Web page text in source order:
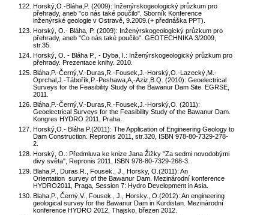
Horský,O.-Bláha,P. (2009): Inženýrskogeologický průzkum pro
přehrady, aneb "co nás také poučilo". Sborník Konference
inženýrské geologie v Ostravě, 9.2009.(+ přednáška PPT).
Horský, O.- Bláha, P. (2009): Inženýrskogeologický průzkum pro
přehrady, aneb "Co nás také poučilo". GEOTECHNIKA 3/2009,
str.35.
Horský, O. - Bláha P., - Dyba, I.: Inženýrskogeologický průzkum pro
přehrady. Prezentace knihy. 2010.
Bláha,P.-Černý,V.-Duras,R.-Fousek,J.-Horský,O.-Lazecký,M.-
Oprchal,J.-Tábořík,P.-Peshawa,A,-Aziz,B.Q. (2010): Geoelectrical
Surveys for the Feasibility Study of the Bawanur Dam Site. EGRSE,
2011.
Bláha,P.-Černý,V.-Duras,R.-Fousek,J.-Horský,O. (2011):
Geoelectrical Surveys for the Feasibility Study of the Bawanur Dam.
Kongres HYDRO 2011, Praha.
Horský,O.- Bláha P.(2011): The Application of Engineering Geology to
Dam Construction. Repronis 2011, str.320, ISBN 978-80-7329-278-
2.
Horský, O.: Předmluva ke knize Jana Žižky "Za sedmi novodobými
divy světa", Repronis 2011, ISBN 978-80-7329-268-3.
Blaha,P., Duras.R., Fousek., J., Horsky, O.(2011): An
Orientation survey of the Bawanur Dam. Mezinárodní konference
HYDRO2011, Praga, Session 7: Hydro Development in Asia.
Blaha,P., Černý,V., Fousek., J., Horsky., O.(2012): An engineering
geological survey for the Bawanur Dam in Kurdistan. Mezinárodní
konference HYDRO 2012, Thajsko, březen 2012.